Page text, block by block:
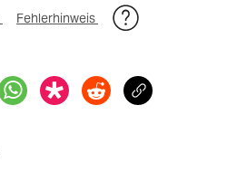
Fehlerhinweis